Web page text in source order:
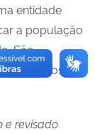
entidade
a população
São
e revisado